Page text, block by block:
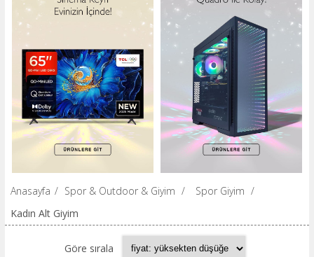
Anasayfa / Spor & Outdoor & Giyim / Spor Giyim /
Kadın Alt Giyim
Göre sırala